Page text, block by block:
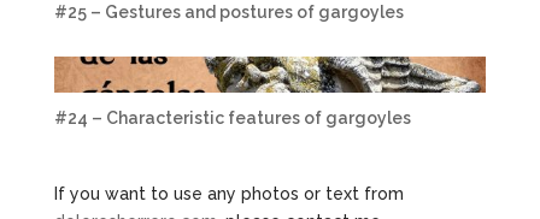
#25 – Gestures and postures of gargoyles
#24 – Characteristic features of gargoyles
If you want to use any photos or text from